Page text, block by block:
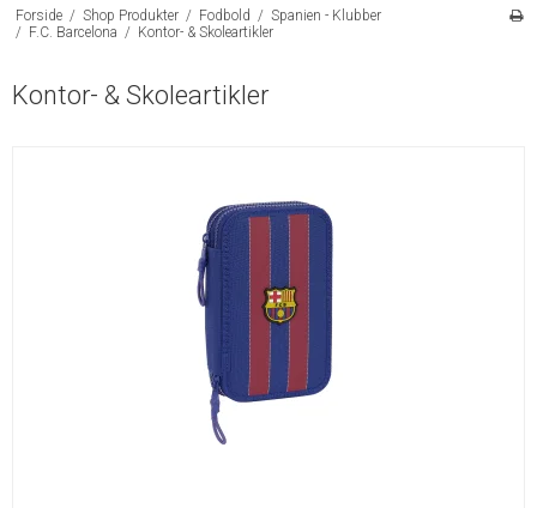
Forside / Shop Produkter / Fodbold / Spanien - Klubber
/ F.C. Barcelona / Kontor- & Skoleartikler
Kontor- & Skoleartikler